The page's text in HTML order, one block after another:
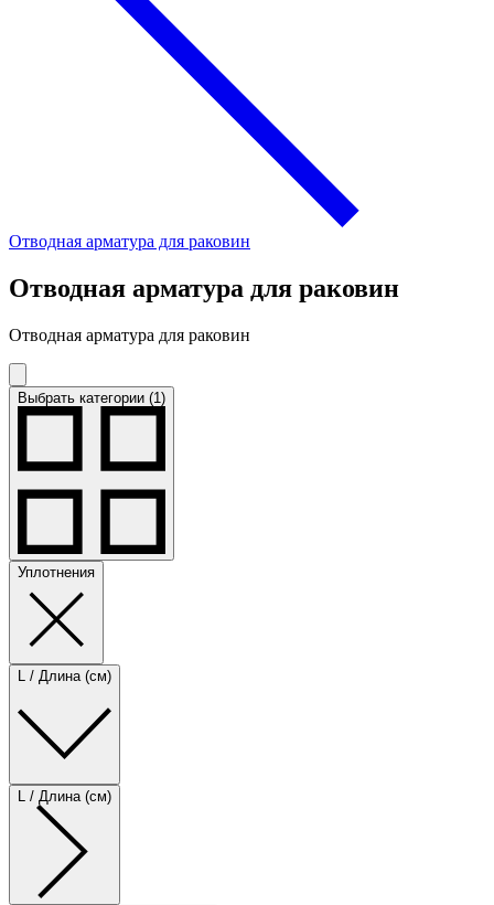
Отводная арматура для раковин
Отводная арматура для раковин
Отводная арматура для раковин
Выбрать категории (1)
Уплотнения
L / Длина (см)
L / Длина (см)